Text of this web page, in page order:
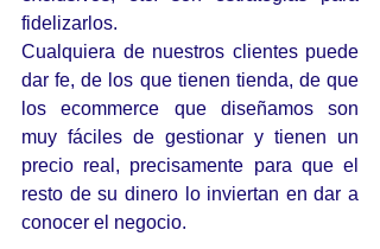
fidelizarlos.
Cualquiera de nuestros clientes puede
dar fe, de los que tienen tienda, de que
los ecommerce que diseñamos son
muy fáciles de gestionar y tienen un
precio real, precisamente para que el
resto de su dinero lo inviertan en dar a
conocer el negocio.